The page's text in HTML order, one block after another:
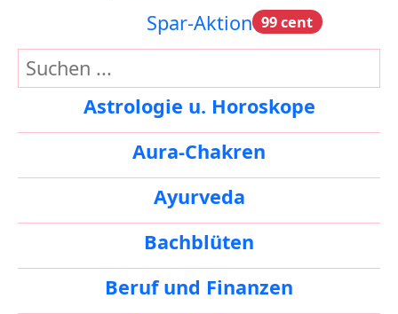
Spar-Aktion 99 cent
Astrologie u. Horoskope
Aura-Chakren
Ayurveda
Bachblüten
Beruf und Finanzen